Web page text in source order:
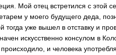
Мой отец встретился с этой
у моего будущего деда,
уже вышел в отставку и
искусственно консулом в
и человека